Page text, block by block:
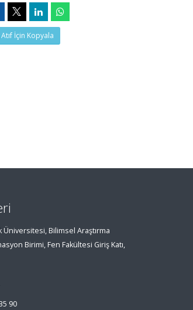
İçin Kopyala
Üniversitesi, Bilimsel Araştırma
Birimi, Fen Fakültesi Giriş Katı,
90